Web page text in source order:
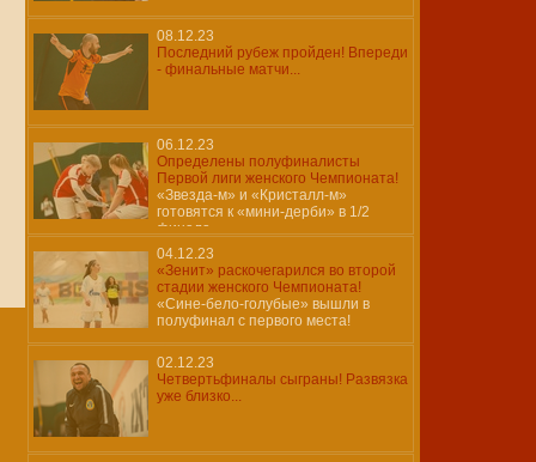
08.12.23
Последний рубеж пройден! Впереди
- финальные матчи...
06.12.23
Определены полуфиналисты
Первой лиги женского Чемпионата!
«Звезда-м» и «Кристалл-м»
готовятся к «мини-дерби» в 1/2
финала
04.12.23
«Зенит» раскочегарился во второй
стадии женского Чемпионата!
«Сине-бело-голубые» вышли в
полуфинал с первого места!
02.12.23
Четвертьфиналы сыграны! Развязка
уже близко...